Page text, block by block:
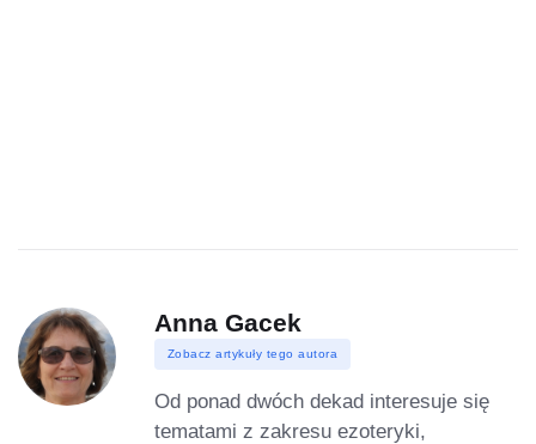
Anna Gacek
Zobacz artykuły tego autora
Od ponad dwóch dekad interesuje się
tematami z zakresu ezoteryki,